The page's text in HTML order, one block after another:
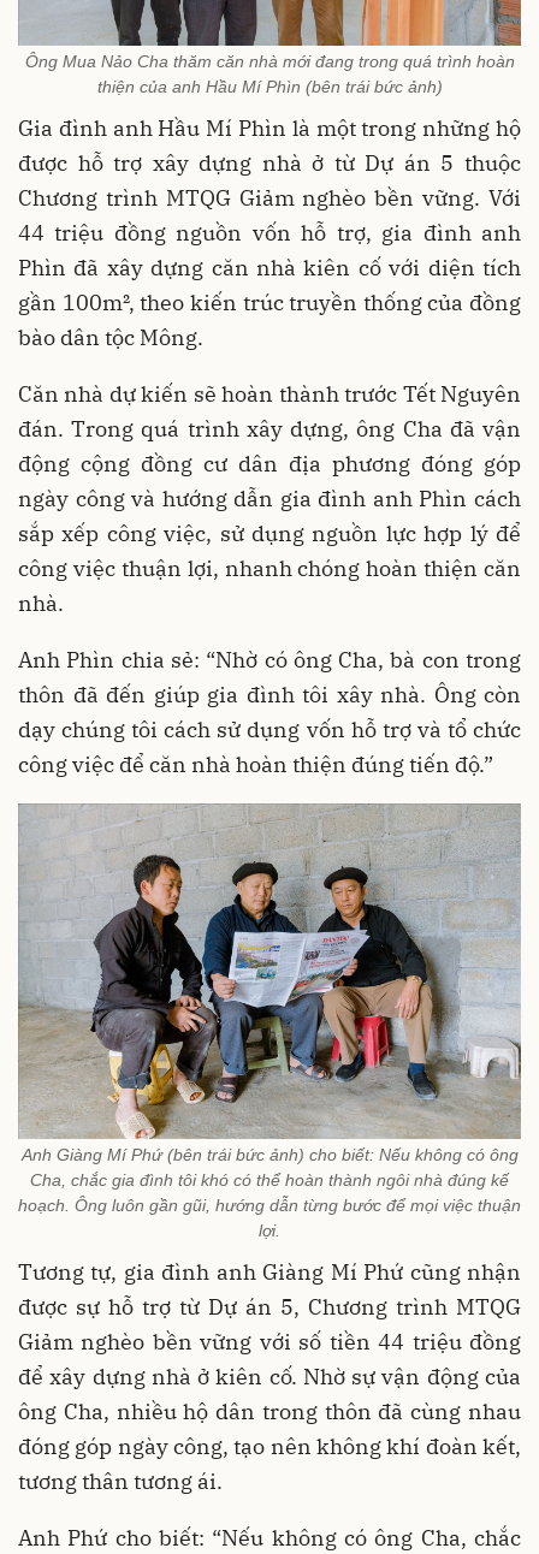
Ông Mua Nảo Cha thăm căn nhà mới đang trong quá trình hoàn
thiện của anh Hầu Mí Phìn (bên trái bức ảnh)
Gia đình anh Hầu Mí Phìn là một trong những hộ
được hỗ trợ xây dựng nhà ở từ Dự án 5 thuộc
Chương trình MTQG Giảm nghèo bền vững. Với
44 triệu đồng nguồn vốn hỗ trợ, gia đình anh
Phìn đã xây dựng căn nhà kiên cố với diện tích
gần 100m², theo kiến trúc truyền thống của đồng
bào dân tộc Mông.
Căn nhà dự kiến sẽ hoàn thành trước Tết Nguyên
đán. Trong quá trình xây dựng, ông Cha đã vận
động cộng đồng cư dân địa phương đóng góp
ngày công và hướng dẫn gia đình anh Phìn cách
sắp xếp công việc, sử dụng nguồn lực hợp lý để
công việc thuận lợi, nhanh chóng hoàn thiện căn
nhà.
Anh Phìn chia sẻ: “Nhờ có ông Cha, bà con trong
thôn đã đến giúp gia đình tôi xây nhà. Ông còn
dạy chúng tôi cách sử dụng vốn hỗ trợ và tổ chức
công việc để căn nhà hoàn thiện đúng tiến độ.”
Anh Giàng Mí Phứ (bên trái bức ảnh) cho biết: Nếu không có ông
Cha, chắc gia đình tôi khó có thể hoàn thành ngôi nhà đúng kế
hoạch. Ông luôn gần gũi, hướng dẫn từng bước để mọi việc thuận
lợi.
Tương tự, gia đình anh Giàng Mí Phứ cũng nhận
được sự hỗ trợ từ Dự án 5, Chương trình MTQG
Giảm nghèo bền vững với số tiền 44 triệu đồng
để xây dựng nhà ở kiên cố. Nhờ sự vận động của
ông Cha, nhiều hộ dân trong thôn đã cùng nhau
đóng góp ngày công, tạo nên không khí đoàn kết,
tương thân tương ái.
Anh Phứ cho biết: “Nếu không có ông Cha, chắc